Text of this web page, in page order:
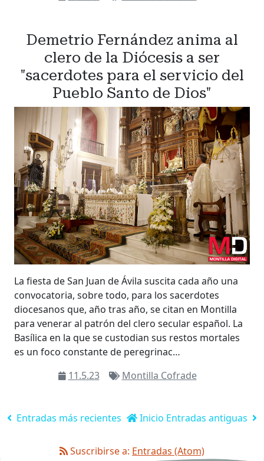
Demetrio Fernández anima al
clero de la Diócesis a ser
"sacerdotes para el servicio del
Pueblo Santo de Dios"
La fiesta de San Juan de Ávila suscita cada año una
convocatoria, sobre todo, para los sacerdotes
diocesanos que, año tras año, se citan en Montilla
para venerar al patrón del clero secular español. La
Basílica en la que se custodian sus restos mortales
es un foco constante de peregrinac…
11.5.23
Montilla Cofrade
Entradas más recientes Entradas antiguas
Inicio
Suscribirse a: Entradas (Atom)